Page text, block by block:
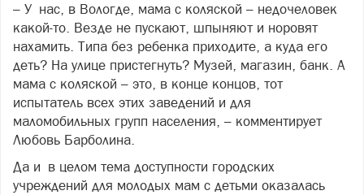
– У нас, в Вологде, мама с коляской – недочеловек
какой-то. Везде не пускают, шпыняют и норовят
нахамить. Типа без ребенка приходите, а куда его
деть? На улице пристегнуть? Музей, магазин, банк. А
мама с коляской – это, в конце концов, тот
испытатель всех этих заведений и для
маломобильных групп населения, – комментирует
Любовь Барболина.
Да и в целом тема доступности городских
учреждений для молодых мам с детьми оказалась